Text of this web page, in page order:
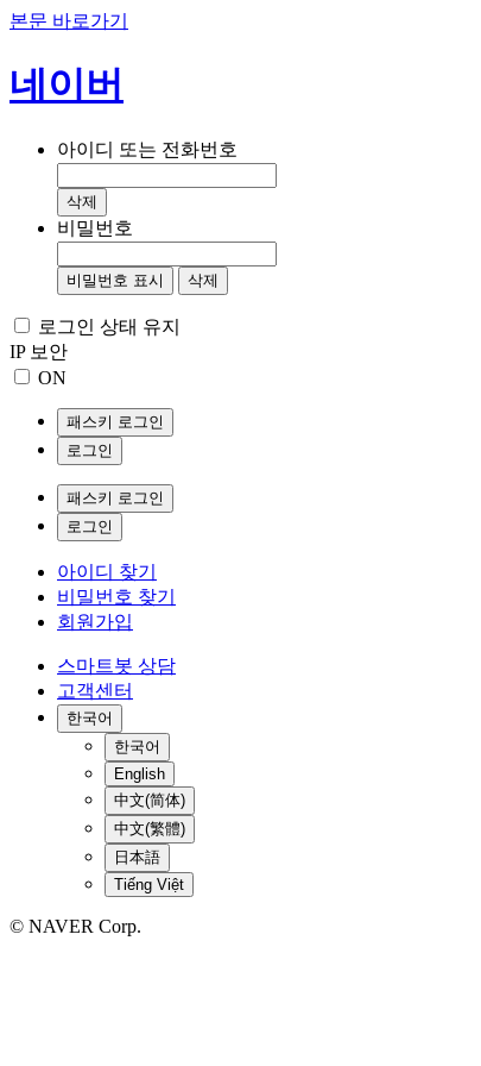
본문 바로가기
네이버
아이디 또는 전화번호
삭제
비밀번호
비밀번호 표시 삭제
로그인 상태 유지
IP 보안
ON
패스키 로그인
로그인
패스키 로그인
로그인
아이디 찾기
비밀번호 찾기
회원가입
스마트봇 상담
고객센터
한국어
한국어
English
中文(简体)
中文(繁體)
日本語
Tiếng Việt
© NAVER Corp.